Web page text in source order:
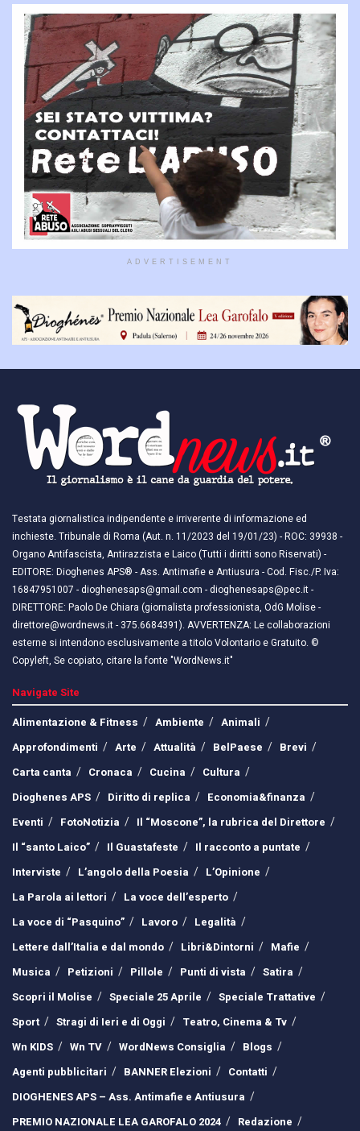
ADVERTISEMENT
Testata giornalistica indipendente e irriverente di informazione ed
inchieste. Tribunale di Roma (Aut. n. 11/2023 del 19/01/23) - ROC: 39938 -
Organo Antifascista, Antirazzista e Laico (Tutti i diritti sono Riservati) -
EDITORE: Dioghenes APS® - Ass. Antimafie e Antiusura - Cod. Fisc./P. Iva:
16847951007 - dioghenesaps@gmail.com - dioghenesaps@pec.it - ​​
DIRETTORE: Paolo De Chiara (giornalista professionista, OdG Molise -
direttore@wordnews.it - ​​375.6684391). AVVERTENZA: Le collaborazioni
esterne si intendono esclusivamente a titolo Volontario e Gratuito. ©
Copyleft, Se copiato, citare la fonte "WordNews.it"
Navigate Site
Alimentazione & Fitness
Ambiente
Animali
Approfondimenti
Arte Attualità BelPaese
Brevi
Carta canta
Cronaca Cucina
Cultura
Dioghenes APS
Diritto di replica
Economia&finanza
Eventi
FotoNotizia
Il “Moscone”, la rubrica del Direttore
Il “santo Laico”
Il Guastafeste
Il racconto a puntate
Interviste
L’angolo della Poesia
L’Opinione
La Parola ai lettori
La voce dell’esperto
La voce di “Pasquino”
Lavoro
Legalità
Lettere dall’Italia e dal mondo
Libri&Dintorni
Mafie
Musica
Petizioni Pillole Punti di vista
Satira
Scopri il Molise
Speciale 25 Aprile
Speciale Trattative
Sport
Stragi di Ieri e di Oggi
Teatro, Cinema & Tv
Wn KIDS
Wn TV WordNews Consiglia
Blogs
Agenti pubblicitari
BANNER Elezioni
Contatti
DIOGHENES APS – Ass. Antimafie e Antiusura
PREMIO NAZIONALE LEA GAROFALO 2024
Redazione